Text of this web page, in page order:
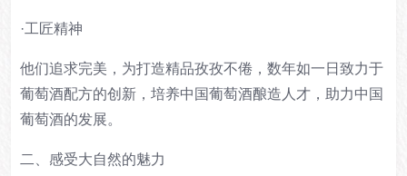
·工匠精神
他们追求完美，为打造精品孜孜不倦，数年如一日致力于
葡萄酒配方的创新，培养中国葡萄酒酿造人才，助力中国
葡萄酒的发展。
二、感受大自然的魅力